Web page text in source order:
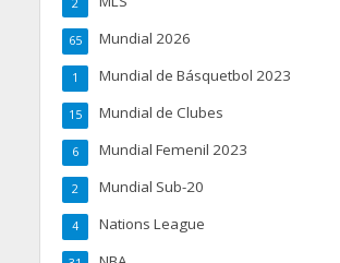
2
Mundial 2026
65
Mundial de Básquetbol 2023
1
Mundial de Clubes
15
Mundial Femenil 2023
6
Mundial Sub-20
2
Nations League
4